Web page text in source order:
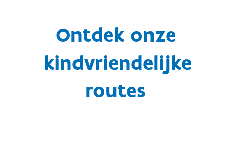
Ontdek onze
kindvriendelijke
routes